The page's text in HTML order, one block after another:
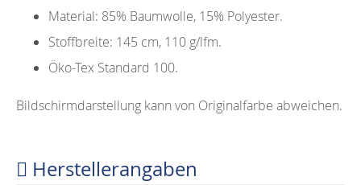
Material: 85% Baumwolle, 15% Polyester.
Stoffbreite: 145 cm, 110 g/lfm.
Öko-Tex Standard 100.
Bildschirmdarstellung kann von Originalfarbe abweichen.
Herstellerangaben